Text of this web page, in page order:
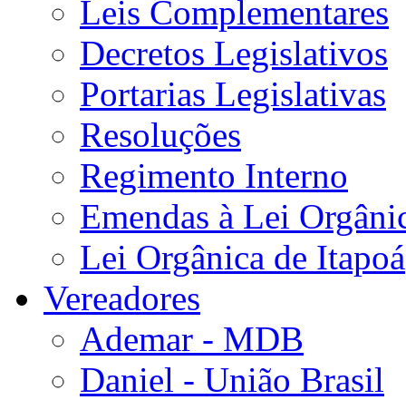
Leis Complementares
Decretos Legislativos
Portarias Legislativas
Resoluções
Regimento Interno
Emendas à Lei
Lei Orgânica de Itapoá
Vereadores
Ademar - MDB
Daniel - União Brasil